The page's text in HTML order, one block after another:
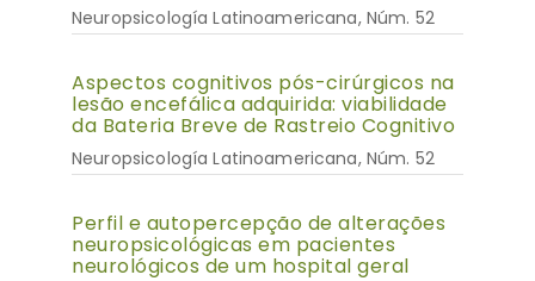
Neuropsicología Latinoamericana, Núm. 52
Aspectos cognitivos pós-cirúrgicos na
lesão encefálica adquirida: viabilidade
da Bateria Breve de Rastreio Cognitivo
Neuropsicología Latinoamericana, Núm. 52
Perfil e autopercepção de alterações
neuropsicológicas em pacientes
neurológicos de um hospital geral